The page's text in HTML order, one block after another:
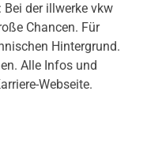
Bei der illwerke vkw
Chancen. Für
Hintergrund.
Alle Infos und
Webseite.